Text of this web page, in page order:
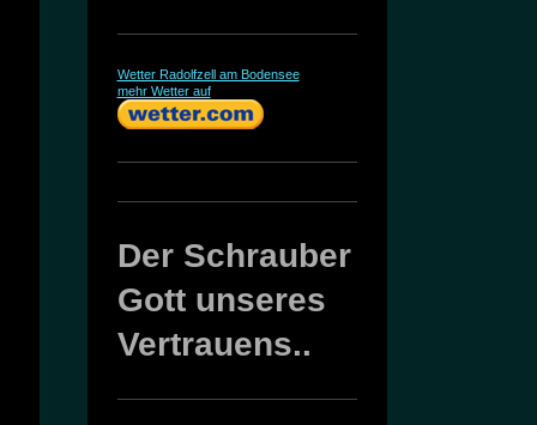
Wetter Radolfzell am Bodensee
mehr Wetter auf
Der Schrauber
Gott unseres
Vertrauens..